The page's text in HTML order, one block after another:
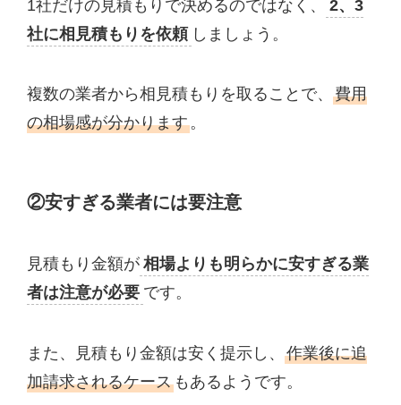
1社だけの見積もりで決めるのではなく、
2、3
社に相見積もりを依頼 しましょう。
複数の業者から相見積もりを取ることで、 費用
の相場感が分かります。
②安すぎる業者には要注意
見積もり金額が 相場よりも明らかに安すぎる業
者は注意が必要 です。
また、見積もり金額は安く提示し、 作業後に追
加請求されるケース もあるようです。